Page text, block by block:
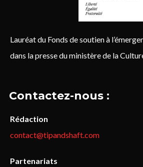
Lauréat du Fonds de soutien à
dans la presse du ministère de la
Contactez-nous :
Rédaction
contact@tipandshaft.com
Partenariats